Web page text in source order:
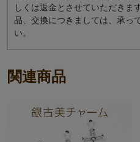
しくは返金とさせていただきま
品、交換につきましては、承っ
い。
関連商品